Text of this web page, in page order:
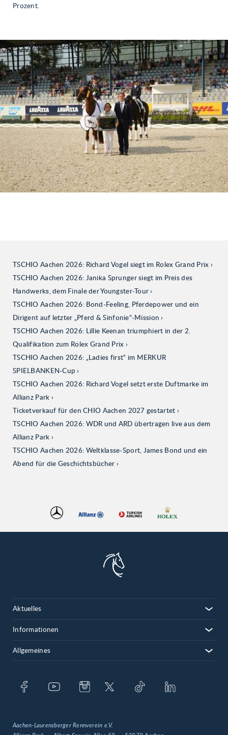
Prozent.
TSCHIO Aachen 2026: Richard Vogel siegt im Rolex Grand Prix
TSCHIO Aachen 2026: Janika Sprunger siegt im Preis des
Handwerks, dem Finale der Youngster-Tour
TSCHIO Aachen 2026: Bond-Feeling, Pferdepower und ein
Dirigent auf letzter „Pferd & Sinfonie“-Mission
TSCHIO Aachen 2026: Lillie Keenan triumphiert in der 2.
Qualifikation zum Rolex Grand Prix
TSCHIO Aachen 2026: „Ladies first“ im MERKUR
SPIELBANKEN-Cup
TSCHIO Aachen 2026: Richard Vogel setzt erste Duftmarke im
Allianz Park
Ticketverkauf für den CHIO Aachen 2027 gestartet
TSCHIO Aachen 2026: WDR und ARD übertragen live aus dem
Allianz Park
TSCHIO Aachen 2026: Weltklasse-Sport, James Bond und ein
Abend für die Geschichtsbücher
Aktuelles
Informationen
Allgemeines
Aachen-Laurensberger Rennverein e.V.